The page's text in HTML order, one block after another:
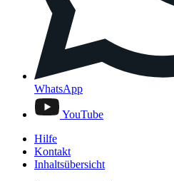
WhatsApp
YouTube
Hilfe
Kontakt
Inhaltsübersicht